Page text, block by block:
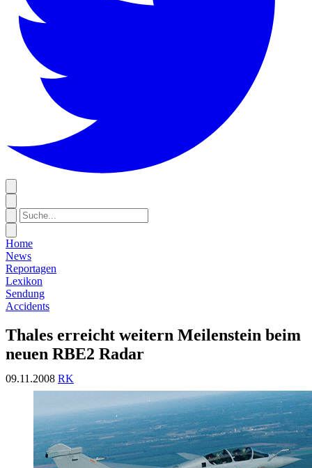
Home
News
Reportagen
Lexikon
Sendung
Accidents
Thales erreicht weitern Meilenstein beim
neuen RBE2 Radar
09.11.2008 RK